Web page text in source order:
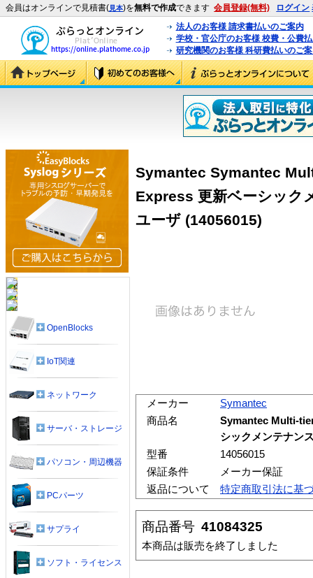
会員はオンラインで見積書(見本)を無料で作成できます 会員登録(無料) ログイン
法人のお客様 請求書払いのご案内
学校・官公庁のお客様 校費・公費
研究機関のお客様 科研費払いのご
Symantec Symantec
Express 更新ベーシック
ユーザ (14056015)
メーカー
Symantec
商品名
Symantec Multi-
シックメンテナン
型番
14056015
保証条件
メーカー保証
返品について
特定商取引法に基
商品番号 41084325
本商品は販売を終了しました
OpenBlocks
IoT関連
ネットワーク
サーバ・ストレージ
パソコン・周辺機器
PCパーツ
サプライ
ソフト・ライセンス